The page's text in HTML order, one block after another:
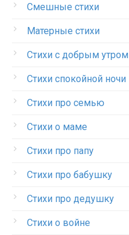
Смешные стихи
Матерные стихи
Стихи с добрым утром
Стихи спокойной ночи
Стихи про семью
Стихи о маме
Стихи про папу
Стихи про бабушку
Стихи про дедушку
Стихи о войне